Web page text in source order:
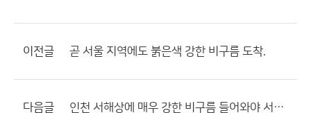
이전글 곧 서울 지역에도 붉은색 강한 비구름 도착.
다음글 인천 서해상에 매우 강한 비구름 들어와야 서울 에도 충남 처럼..